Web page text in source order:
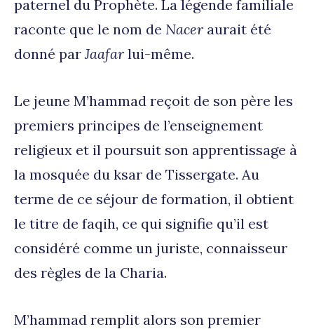
paternel du Prophète. La légende familiale
raconte que le nom de Nacer aurait été
donné parJaafar lui-même.
Le jeune M’hammad reçoit de son père les
premiers principes de l’enseignement
religieux et il poursuit son apprentissage à
la mosquée du ksar de Tissergate. Au
terme de ce séjour de formation, il obtient
le titre de faqih, ce qui signifie qu’il est
considéré comme un juriste, connaisseur
des règles de la Charia.
M’hammad remplit alors son premier